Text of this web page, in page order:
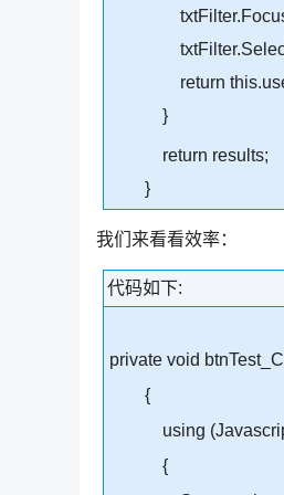
return
}
return results;
}
我们来看看效率：
代码如下:
private void
{
using
{